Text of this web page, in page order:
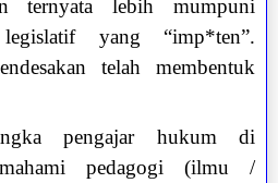
ternyata lebih mumpuni
yang “imp*ten”.
telah membentuk
pengajar hukum di
pedagogi (ilmu /